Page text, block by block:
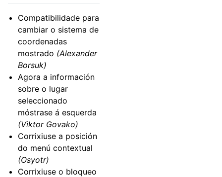
Compatibilidade para
cambiar o sistema de
coordenadas
mostrado (Alexander
Borsuk)
Agora a información
sobre o lugar
seleccionado
móstrase á esquerda
(Viktor Govako)
Corrixiuse a posición
do menú contextual
(Osyotr)
Corrixiuse o bloqueo